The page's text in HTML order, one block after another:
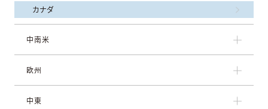
カナダ
中南米
欧州
中東